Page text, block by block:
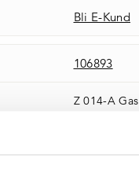
Bli E-Kund
106893
Z 014-A Gas